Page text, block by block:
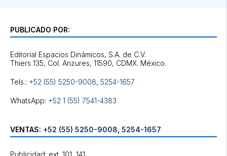
PUBLICADO POR:
Editorial Espacios Dinámicos, S.A. de C.V.
Tels.: +52 (55) 5250-9008, 5254-1657
WhatsApp: +52 1 (55) 7541-4383
VENTAS: +52 (55) 5250-9008 5254-1657
Publicidad: ext. 101, 141